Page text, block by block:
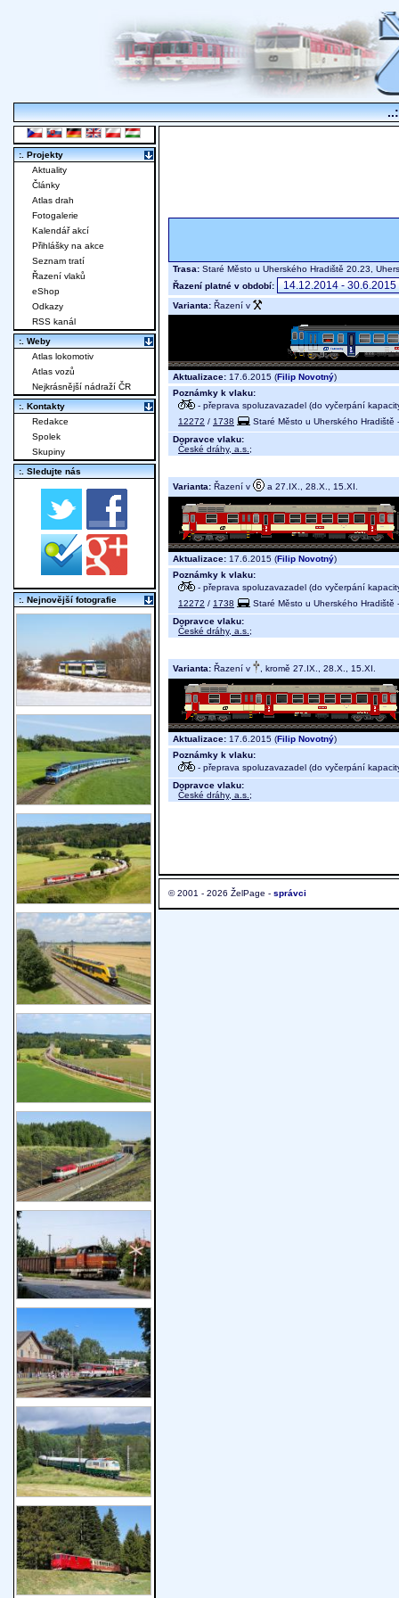
Trasa: Staré Město u Uherského Hradiště 20.23,
Řazení platné v období:
Varianta: Řazení v
Aktualizace: 17.6.2015 (Filip Novotný)
Poznámky k vlaku:
- přeprava spoluzavazadel (do vyčerpání
12272 / 1738
Staré Město u Uherského Hradiště
Dopravce vlaku:
České dráhy, a.s. ;
Varianta: Řazení v a 27.IX., 28.X., 15.XI.
Aktualizace: 17.6.2015 (Filip Novotný)
Poznámky k vlaku:
- přeprava spoluzavazadel (do vyčerpání
12272 / 1738
Staré Město u Uherského Hradiště
Dopravce vlaku:
České dráhy, a.s. ;
Varianta: Řazení v , kromě 27.IX., 28.X., 15.XI.
Aktualizace: 17.6.2015 (Filip Novotný)
Poznámky k vlaku:
- přeprava spoluzavazadel (do vyčerpání
Dopravce vlaku:
České dráhy, a.s. ;
© 2001 - 2026 ŽelPage - správci
:. Projekty
Aktuality
Články
Atlas drah
Fotogalerie
Kalendář akcí
Přihlášky na akce
Seznam tratí
Řazení vlaků
eShop
Odkazy
RSS kanál
:. Weby
Atlas lokomotiv
Atlas vozů
Nejkrásnější nádraží ČR
:. Kontakty
Redakce
Spolek
Skupiny
:. Sledujte nás
:. Nejnovější fotografie